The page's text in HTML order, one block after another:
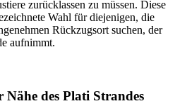
zurücklassen zu müssen. Diese
Wahl für diejenigen, die
Rückzugsort suchen, der
aufnimmt.
des Plati Strandes